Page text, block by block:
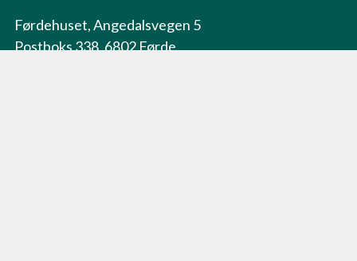
Førdehuset, Angedalsvegen 5
Postboks 338, 6802 Førde